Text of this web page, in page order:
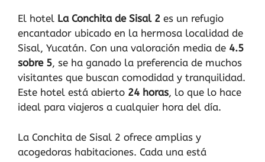
El hotel La Conchita de Sisal 2 es un refugio
encantador ubicado en la hermosa localidad de
Sisal, Yucatán. Con una valoración media de 4.5
sobre 5, se ha ganado la preferencia de muchos
visitantes que buscan comodidad y tranquilidad.
Este hotel está abierto 24 horas, lo que lo hace
ideal para viajeros a cualquier hora del día.
La Conchita de Sisal 2 ofrece amplias y
acogedoras habitaciones. Cada una está